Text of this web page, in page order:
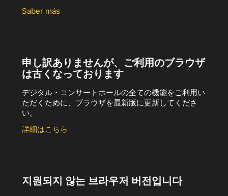
Saber más
申し訳ありませんが、ご利用のブラウザ
は古くなっております
デジタル・コンサートホールの全ての機能をご利用い
ただくために、ブラウザを最新版に更新してくださ
い。
詳細はこちら
지원되지 않는 브라우저 버전입니다